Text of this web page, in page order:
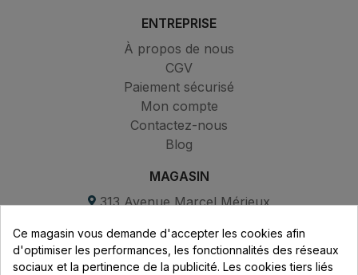
ENTREPRISE
À propos de nous
CGV
Paiement sécurisé
Mon compte
Contactez-nous
Blog
MAGASIN
313 Avenue Marcel Mérieux
69530 Brignais
Ce magasin vous demande d'accepter les cookies afin
d'optimiser les performances, les fonctionnalités des réseaux
sociaux et la pertinence de la publicité. Les cookies tiers liés